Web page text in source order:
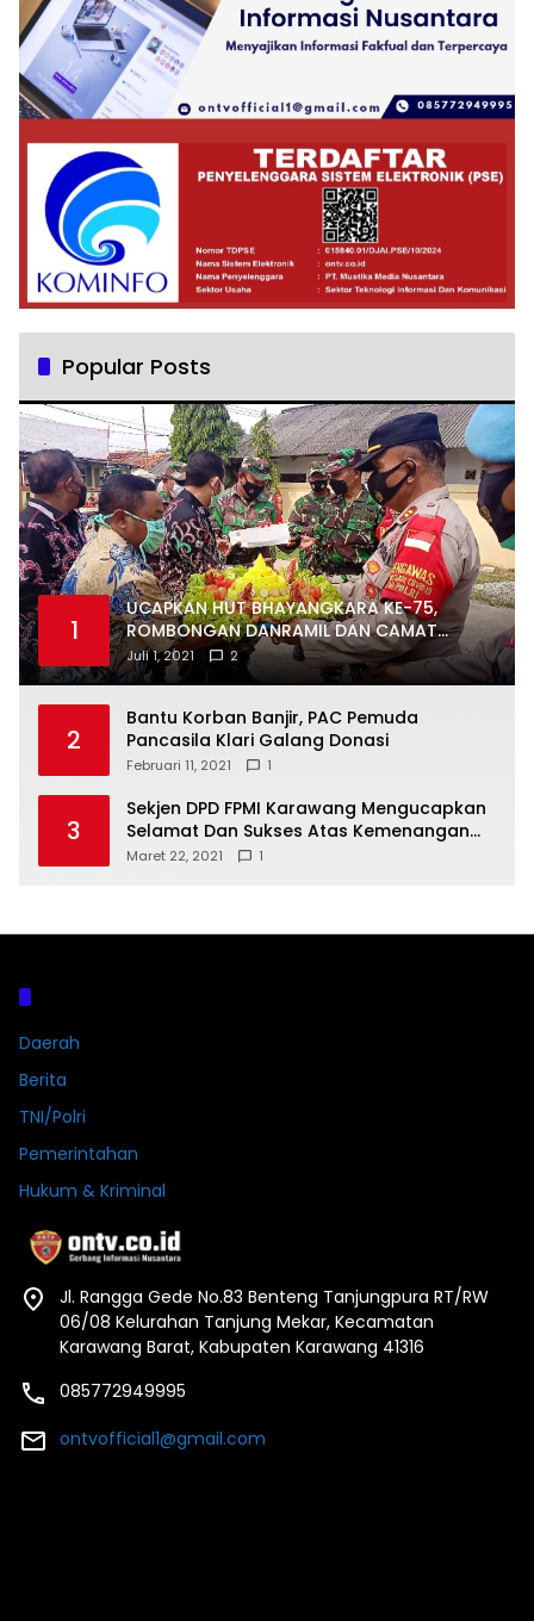
Popular Posts
1
UCAPKAN HUT BHAYANGKARA KE-75,
ROMBONGAN DANRAMIL DAN CAMAT
DATANGI MAPOLSEK MUARAGEMBONG
Juli 1, 2021 2
2
Bantu Korban Banjir, PAC Pemuda
Pancasila Klari Galang Donasi
Februari 11, 2021 1
3
Sekjen DPD FPMI Karawang Mengucapkan
Selamat Dan Sukses Atas Kemenangan
Calon Kades Dayeuhluhur H.Sapin
Maret 22, 2021 1
Daerah
Berita
TNI/Polri
Pemerintahan
Hukum & Kriminal
Jl. Rangga Gede No.83 Benteng Tanjungpura RT/RW
06/08 Kelurahan Tanjung Mekar, Kecamatan
Karawang Barat, Kabupaten Karawang 41316
085772949995
ontvofficial1@gmail.com